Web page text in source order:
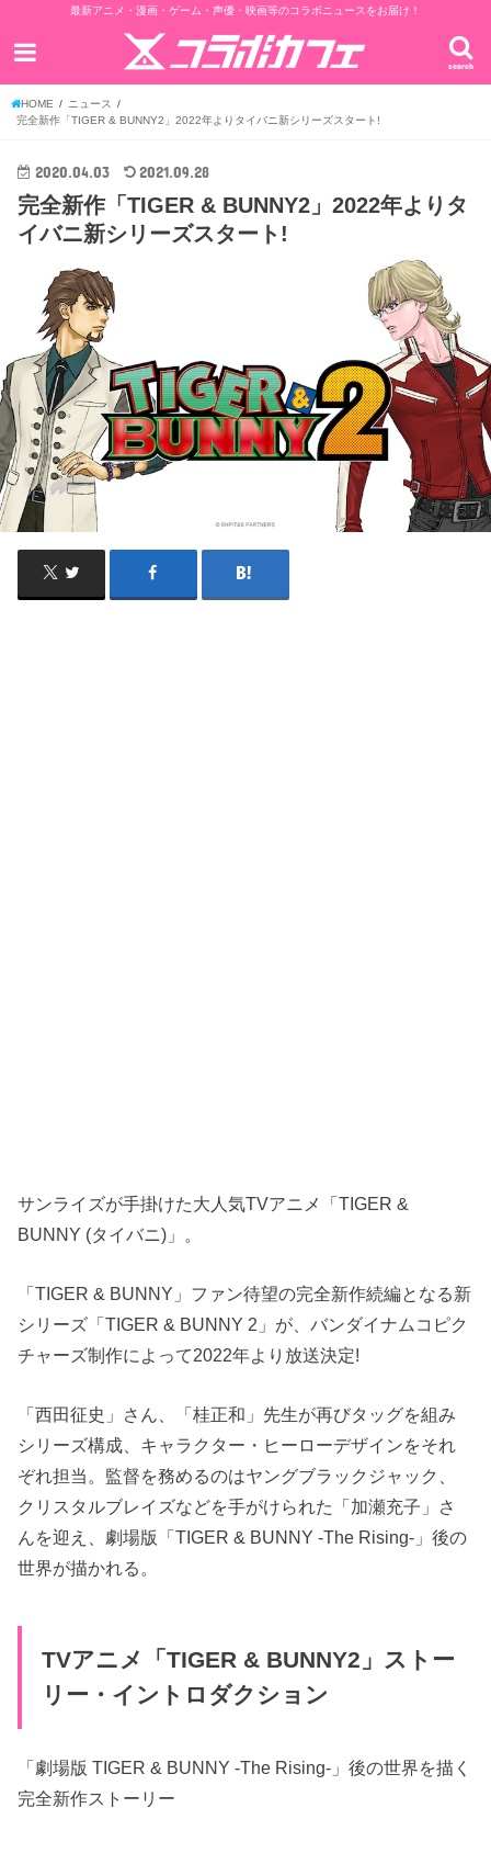
最新アニメ・漫画・ゲーム・声優・映画等のコラボニュースをお届け！
search
HOME
ニュース
完全新作「TIGER & BUNNY2」2022年よりタイバニ新シリーズスタート!
2020.04.03 2021.09.28
完全新作「TIGER & BUNNY2」2022年よりタ
イバニ新シリーズスタート!
サンライズが手掛けた大人気TVアニメ「TIGER &
BUNNY (タイバニ)」。
「TIGER & BUNNY」ファン待望の完全新作続編となる新
シリーズ「TIGER & BUNNY 2」が、バンダイナムコピク
チャーズ制作によって2022年より放送決定!
「西田征史」さん、「桂正和」先生が再びタッグを組み
シリーズ構成、キャラクター・ヒーローデザインをそれ
ぞれ担当。監督を務めるのはヤングブラックジャック、
クリスタルブレイズなどを手がけられた「加瀬充子」さ
んを迎え、劇場版「TIGER & BUNNY -The Rising-」後の
世界が描かれる。
TVアニメ「TIGER & BUNNY2」ストー
リー・イントロダクション
「劇場版 TIGER & BUNNY -The Rising-」後の世界を描く
完全新作ストーリー